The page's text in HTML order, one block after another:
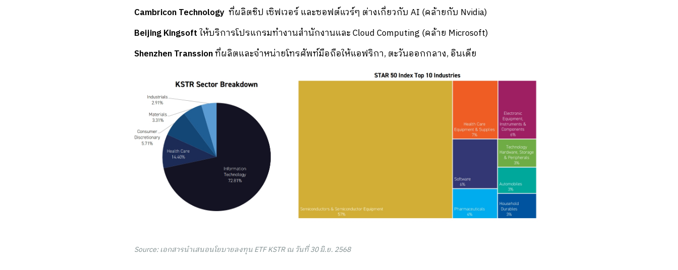
Cambricon Technologyที่ผลิตชิป เซิฟเวอร์ และซอฟต์แวร์ๆ ต่างเกี่ยวกับ AI (คล้ายกับ Nvidia)
Beijing Kingsoftให้บริการโปรแกรมทำงานสำนักงานและ Cloud Computing (คล้าย Microsoft)
Shenzhen Transsionที่ผลิตและจำหน่ายโทรศัพท์มือถือให้แอฟริกา, ตะวันออกกลาง, อินเดีย
Source: เอกสารนำเสนอนโยบายลงทุน ETF KSTR ณ วันที่ 30 มิ.ย. 2568